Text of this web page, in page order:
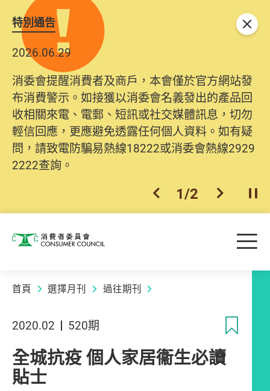
特別通告
2026.06.29
消委會提醒消費者及商戶，本會僅於官方網站發
布消費警示。如接獲以消委會名義發出的產品回
收相關來電、電郵、短訊或社交媒體訊息，切勿
輕信回應，更應避免透露任何個人資料。如有疑
問，請致電防騙易熱線18222或消委會熱線2929
2222查詢。
上一個
1/2 下一個開
關閉
消費者委員會 目
首頁 選擇月刊 過往期刊
2020.02 520期
全城抗疫 個人家居衞生必讀
貼士